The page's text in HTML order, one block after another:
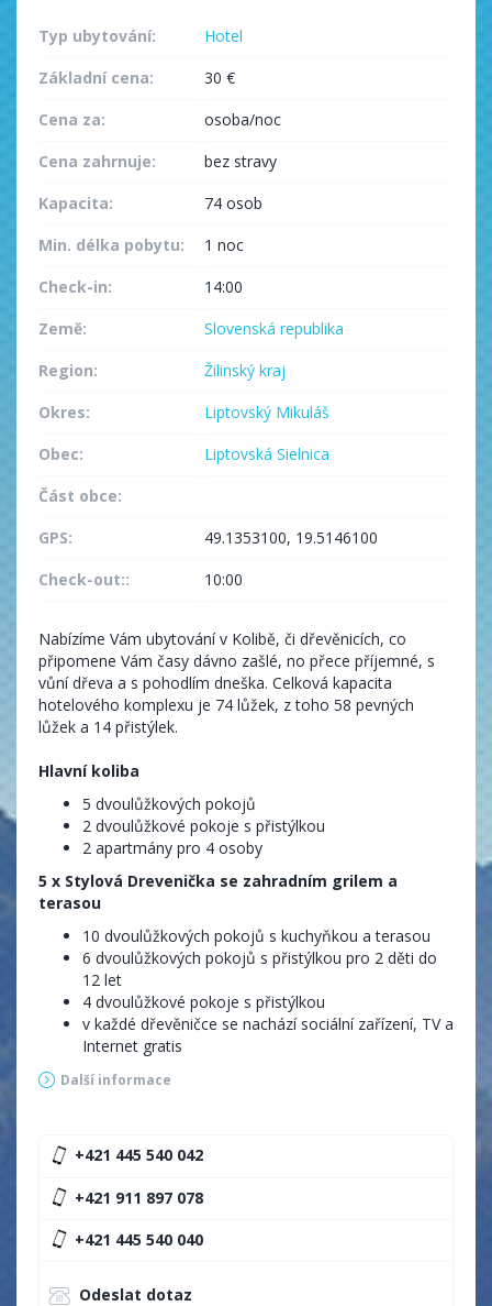
Typ ubytování:
Hotel
Základní cena:
30 €
Cena za:
osoba/noc
Cena zahrnuje:
bez stravy
Kapacita:
74 osob
Min. délka pobytu:
1 noc
Check-in:
14:00
Země:
Slovenská republika
Region:
Žilinský kraj
Okres:
Liptovský Mikuláš
Obec:
Liptovská Sielnica
Část obce:
GPS:
49.1353100, 19.5146100
Check-out::
10:00
Nabízíme Vám ubytování v Kolibě, či dřevěnicích, co
připomene Vám časy dávno zašlé, no přece příjemné, s
vůní dřeva a s pohodlím dneška. Celková kapacita
hotelového komplexu je 74 lůžek, z toho 58 pevných
lůžek a 14 přistýlek.
Hlavní koliba
5 dvoulůžkových pokojů
2 dvoulůžkové pokoje s přistýlkou
2 apartmány pro 4 osoby
5 x Stylová Drevenička se zahradním grilem a
terasou
10 dvoulůžkových pokojů s kuchyňkou a terasou
6 dvoulůžkových pokojů s přistýlkou pro 2 děti do
12 let
4 dvoulůžkové pokoje s přistýlkou
v každé dřevěničce se nachází sociální zařízení, TV a
Internet gratis
Další informace
+421 445 540 042
+421 911 897 078
+421 445 540 040
Odeslat dotaz